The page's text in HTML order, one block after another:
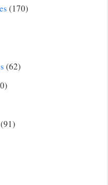
(170)
(62)
(91)